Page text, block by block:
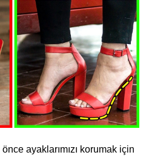
önce ayaklarımızı korumak için